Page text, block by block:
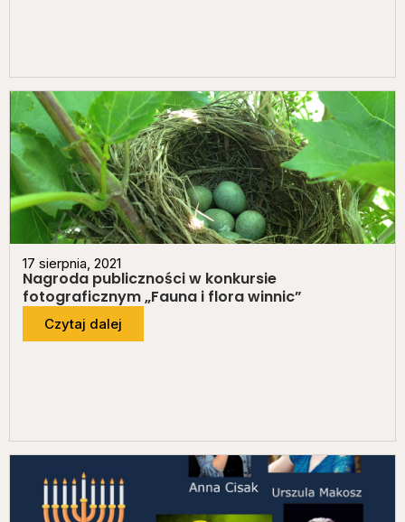
17 sierpnia, 2021
Nagroda publiczności w konkursie
fotograficznym „Fauna i flora winnic”
Czytaj dalej